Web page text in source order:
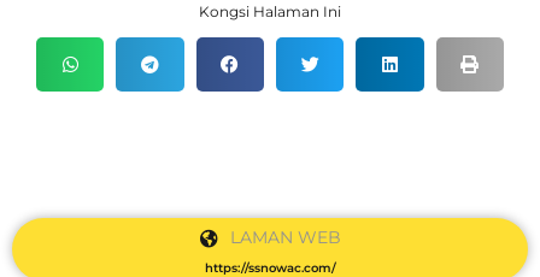
Kongsi Halaman Ini
LAMAN WEB
https://ssnowac.com/